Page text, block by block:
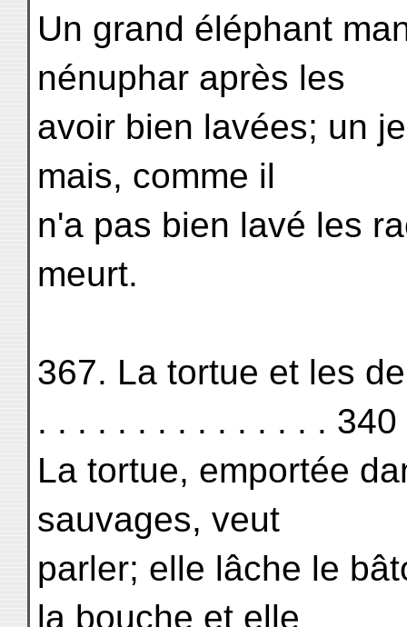
Un grand éléphant
nénuphar après les
avoir bien lavées; un
mais, comme il
n'a pas bien lavé les
meurt.
367. La tortue et les
. . . . . . . . . . . . . . . 340
La tortue, emportée
sauvages, veut
parler; elle lâche le
la bouche et elle